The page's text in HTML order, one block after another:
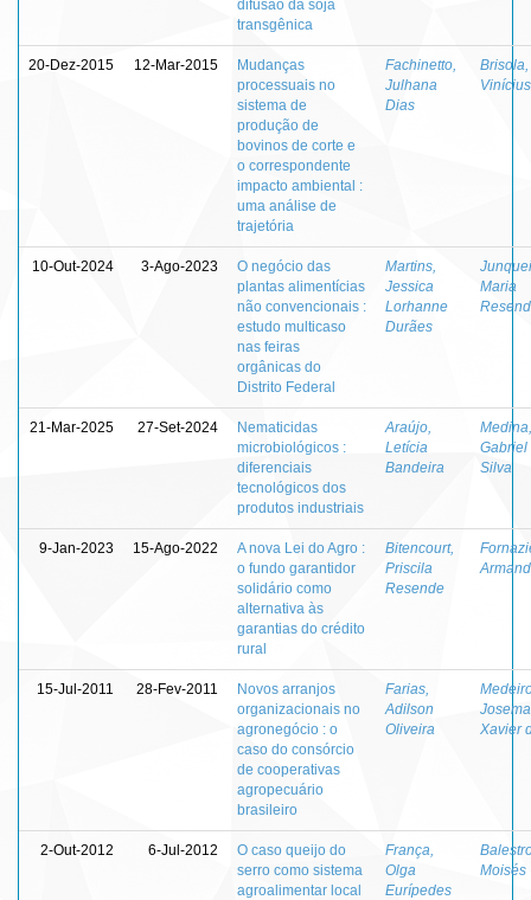
difusão da soja
transgênica
20-Dez-2015 12-Mar-2015
Mudanças
processuais no
sistema de
produção de
bovinos de corte e
o correspondente
impacto ambiental :
uma análise de
trajetória
Fachinetto,
Julhana
Dias
Vinícius
10-Out-2024 3-Ago-2023
O negócio das
plantas alimentícias
não convencionais :
estudo multicaso
nas feiras
orgânicas do
Distrito Federal
Martins,
Jessica
Lorhanne
Durães
Maria
21-Mar-2025 27-Set-2024
Nematicidas
microbiológicos :
diferenciais
tecnológicos dos
produtos industriais
Araújo,
Letícia
Bandeira
Medina,
Gabriel
Silva
9-Jan-2023 15-Ago-2022
A nova Lei do Agro :
o fundo garantidor
solidário como
alternativa às
garantias do crédito
rural
Bitencourt,
Priscila
Resende
15-Jul-2011 28-Fev-2011
Novos arranjos
organizacionais no
agronegócio : o
caso do consórcio
de cooperativas
agropecuário
brasileiro
Farias,
Adilson
Oliveira
Xavier
2-Out-2012 6-Jul-2012
O caso queijo do
serro como sistema
agroalimentar local
França,
Olga
Eurípedes
Moisés